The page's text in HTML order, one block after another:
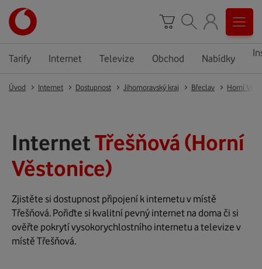
Tarify Internet Televize Obchod Nabídky
Úvod Internet Dostupnost Jihomoravský kraj Břeclav Horní
InternetTřešňová (Horní
Věstonice)
Zjistěte si dostupnost připojení k internetu v místě
Třešňová. Pořiďte si kvalitní pevný internet na doma či si
ověřte pokrytí vysokorychlostního internetu a televize v
místě Třešňová.